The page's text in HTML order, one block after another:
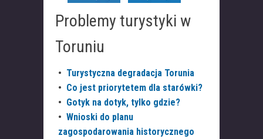
Problemy turystyki w
Toruniu
• Turystyczna degradacja Torunia
• Co jest priorytetem dla starówki?
• Gotyk na dotyk, tylko gdzie?
• Wnioski do planu
zagospodarowania historycznego